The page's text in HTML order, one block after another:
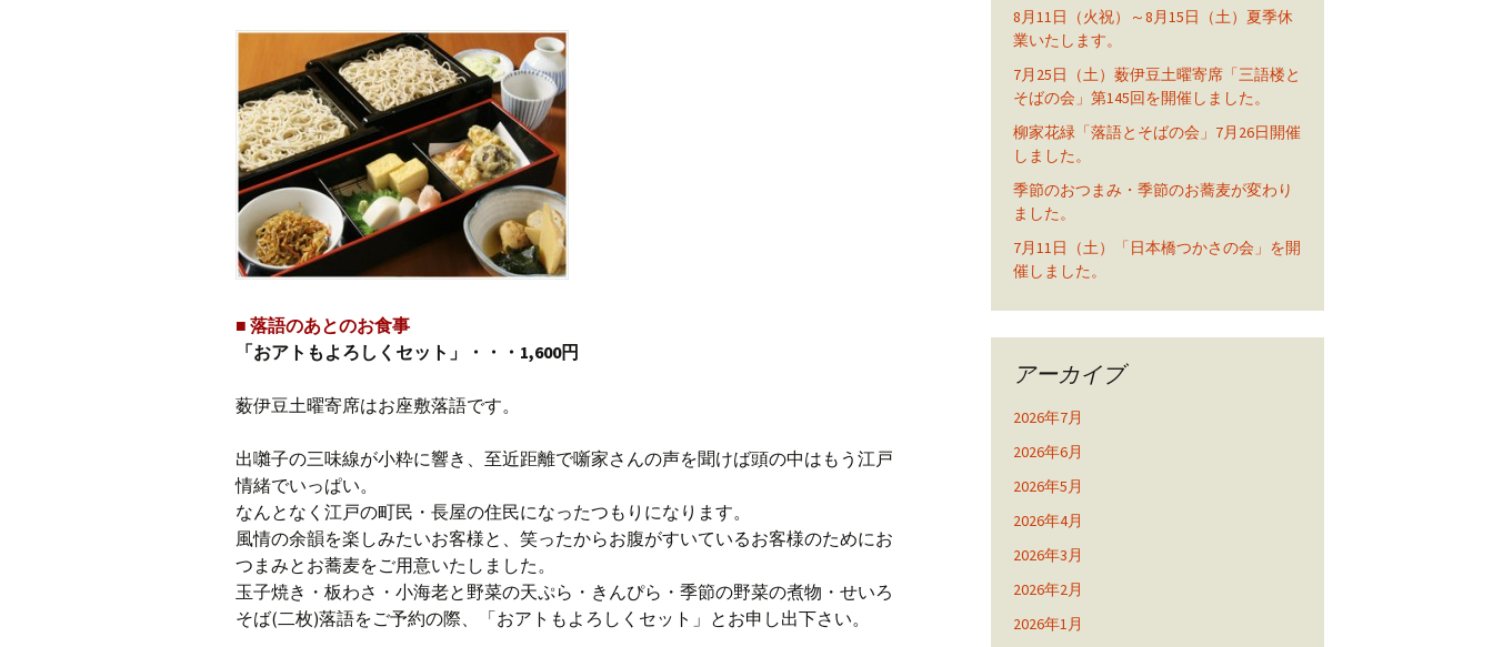
■ 落語のあとのお食事
「おアトもよろしくセット」・・・1,600円
薮伊豆土曜寄席はお座敷落語です。
出囃子の三味線が小粋に響き、至近距離で噺家さんの声を聞けば頭の中はもう江戸
情緒でいっぱい。
なんとなく江戸の町民・長屋の住民になったつもりになります。
風情の余韻を楽しみたいお客様と、笑ったからお腹がすいているお客様のためにお
つまみとお蕎麦をご用意いたしました。
玉子焼き・板わさ・小海老と野菜の天ぷら・きんぴら・季節の野菜の煮物・せいろ
そば(二枚)落語をご予約の際、「おアトもよろしくセット」とお申し出下さい。
8月11日（火祝）～8月15日（土）夏季休
業いたします。
7月25日（土）薮伊豆土曜寄席「三語楼と
そばの会」第145回を開催しました。
柳家花緑「落語とそばの会」7月26日開催
しました。
季節のおつまみ・季節のお蕎麦が変わり
ました。
7月11日（土）「日本橋つかさの会」を開
催しました。
アーカイブ
2026年7月
2026年6月
2026年5月
2026年4月
2026年3月
2026年2月
2026年1月